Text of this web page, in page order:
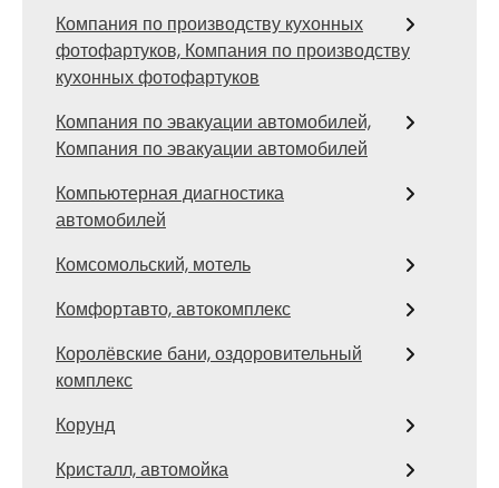
Компания по производству кухонных
фотофартуков, Компания по производству
кухонных фотофартуков
Компания по эвакуации автомобилей,
Компания по эвакуации автомобилей
Компьютерная диагностика
автомобилей
Комсомольский, мотель
Комфортавто, автокомплекс
Королёвские бани, оздоровительный
комплекс
Корунд
Кристалл, автомойка